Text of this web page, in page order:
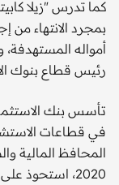
كما تدرس "زيلا
بمجرد الانتهاء
أمواله
رئيس قطاع بنوك
في قطاعات
المحافظ المالية
2020، استحوذ